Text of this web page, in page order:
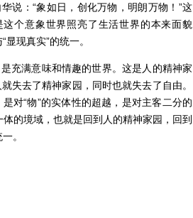
说：“象如日，创化万物，明朗万物！”这
个意象世界照亮了生活世界的本来面貌
现真实”的统一。
充满意味和情趣的世界。这是人的精神家
失去了精神家园，同时也就失去了自由。
对“物”的实体性的超越，是对主客二分的
的境域，也就是回到人的精神家园，回到
。